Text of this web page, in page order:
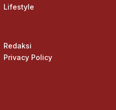
Lifestyle
Redaksi
Privacy Policy